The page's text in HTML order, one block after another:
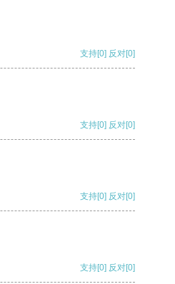
支持[0] 反对[0]
支持[0] 反对[0]
支持[0] 反对[0]
支持[0] 反对[0]